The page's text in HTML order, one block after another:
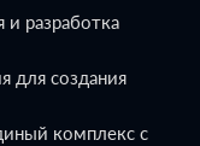
и разработка
для создания
комплекс с